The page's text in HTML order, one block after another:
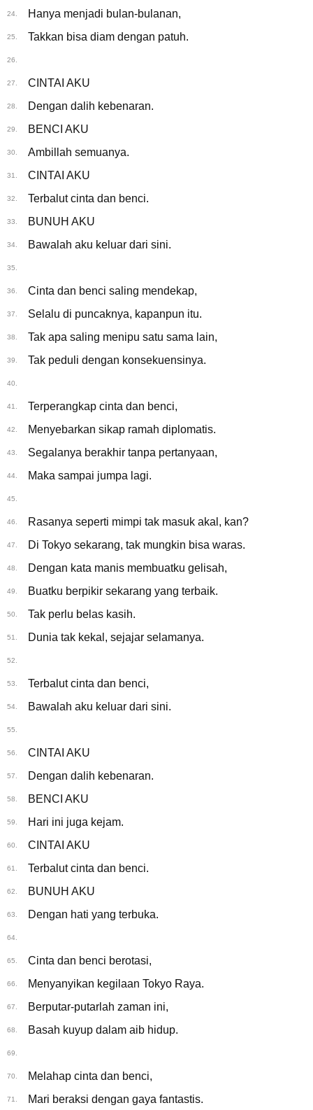
24. Hanya menjadi bulan-bulanan,
25. Takkan bisa diam dengan patuh.
26.
27. CINTAI AKU
28. Dengan dalih kebenaran.
29. BENCI AKU
30. Ambillah semuanya.
31. CINTAI AKU
32. Terbalut cinta dan benci.
33. BUNUH AKU
34. Bawalah aku keluar dari sini.
35.
36. Cinta dan benci saling mendekap,
37. Selalu di puncaknya, kapanpun itu.
38. Tak apa saling menipu satu sama lain,
39. Tak peduli dengan konsekuensinya.
40.
41. Terperangkap cinta dan benci,
42. Menyebarkan sikap ramah diplomatis.
43. Segalanya berakhir tanpa pertanyaan,
44. Maka sampai jumpa lagi.
45.
46. Rasanya seperti mimpi tak masuk akal, kan?
47. Di Tokyo sekarang, tak mungkin bisa waras.
48. Dengan kata manis membuatku gelisah,
49. Buatku berpikir sekarang yang terbaik.
50. Tak perlu belas kasih.
51. Dunia tak kekal, sejajar selamanya.
52.
53. Terbalut cinta dan benci,
54. Bawalah aku keluar dari sini.
55.
56. CINTAI AKU
57. Dengan dalih kebenaran.
58. BENCI AKU
59. Hari ini juga kejam.
60. CINTAI AKU
61. Terbalut cinta dan benci.
62. BUNUH AKU
63. Dengan hati yang terbuka.
64.
65. Cinta dan benci berotasi,
66. Menyanyikan kegilaan Tokyo Raya.
67. Berputar-putarlah zaman ini,
68. Basah kuyup dalam aib hidup.
69.
70. Melahap cinta dan benci,
71. Mari beraksi dengan gaya fantastis.